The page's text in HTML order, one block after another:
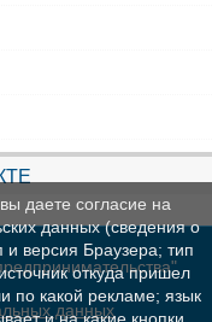
данных
даете согласие на
данных (сведения о
версия Браузера; тип
откуда пришел
по какой рекламе; язык